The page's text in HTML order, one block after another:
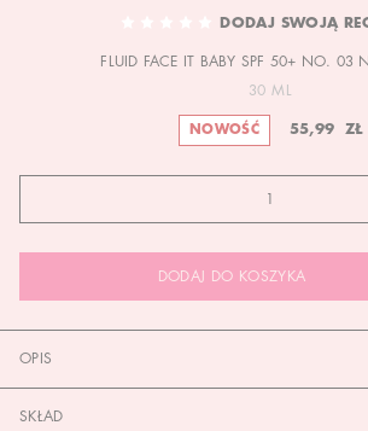
BEGINNING
DODAJ SWOJĄ
FLUID FACE IT BABY SPF 50+ NO. 03
30 ML
NOWOŚĆ 55,99 ZŁ
DODAJ DO KOSZYKA
OPIS
SKŁAD